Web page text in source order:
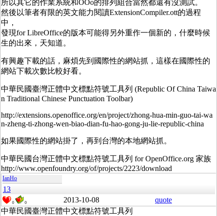
所以其它的作業系統和OOo的排列組合當然都還有沒測試。
然後以筆者有限的英文能力閱讀ExtensionCompiler.ott的過程
中，
發現for LibreOffice的版本可能得另外重作一個新的，什麼時候
生的出來，天知道。
有興趣下載的話，麻煩先到國際性的網站抓，這樣在國際性的
網站下載次數比較好看。
中華民國臺灣正體中文標點符號工具列 (Republic Of China Taiwa
n Traditional Chinese Punctuation Toolbar)
http://extensions.openoffice.org/en/project/zhong-hua-min-guo-tai-wa
n-zheng-ti-zhong-wen-biao-dian-fu-hao-gong-ju-lie-republic-china
如果國際性的網站掛了，再到台灣的本地網站抓。
中華民國台灣正體中文標點符號工具列 for OpenOffice.org 家族
http://www.openfoundry.org/of/projects/2223/download
IanHo
13
0 0 2013-10-08
quote
中華民國臺灣正體中文標點符號工具列